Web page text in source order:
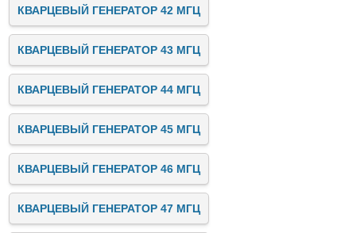
КВАРЦЕВЫЙ ГЕНЕРАТОР 42 МГЦ
КВАРЦЕВЫЙ ГЕНЕРАТОР 43 МГЦ
КВАРЦЕВЫЙ ГЕНЕРАТОР 44 МГЦ
КВАРЦЕВЫЙ ГЕНЕРАТОР 45 МГЦ
КВАРЦЕВЫЙ ГЕНЕРАТОР 46 МГЦ
КВАРЦЕВЫЙ ГЕНЕРАТОР 47 МГЦ